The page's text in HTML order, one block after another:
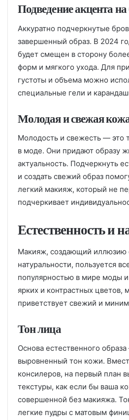
Подведение акцента
Аккуратно подчеркнутые
завершенный образ. В 2024
будет смещен в сторону
форм и мягкого ухода. Для
густоты и объема можно
специальные гели и
Молодая и свежая
Молодость и свежесть — это
в моде. Они придают образу
актуальность. Подчеркнуть
и создать свежий образ
легкий макияж, который не
подчеркивает
Естественность и
Макияж, создающий иллюзию
натуральности, пользуется
популярностью в мире моды
ярких и контрастных цветов,
приветствует свежий и
Тон лица
Основа естественного
выровненный тон кожи.
консилеров, на первый план
текстуры, как если бы ваша
совершенной без макияжа.
легкие пудры с матовым